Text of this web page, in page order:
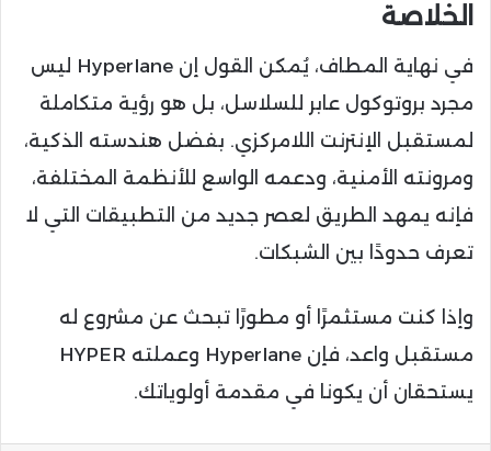
الخلاصة
في نهاية المطاف، يُمكن القول إن Hyperlane ليس
مجرد بروتوكول عابر للسلاسل، بل هو رؤية متكاملة
لمستقبل الإنترنت اللامركزي. بفضل هندسته الذكية،
ومرونته الأمنية، ودعمه الواسع للأنظمة المختلفة،
فإنه يمهد الطريق لعصر جديد من التطبيقات التي لا
تعرف حدودًا بين الشبكات.
وإذا كنت مستثمرًا أو مطورًا تبحث عن مشروع له
مستقبل واعد، فإن Hyperlane وعملته HYPER
يستحقان أن يكونا في مقدمة أولوياتك.